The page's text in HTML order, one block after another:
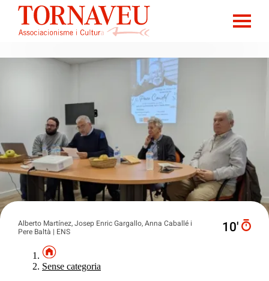
Alberto Martínez, Josep Enric Gargallo, Anna Caballé i
Pere Baltà | ENS
10′
Sense categoria